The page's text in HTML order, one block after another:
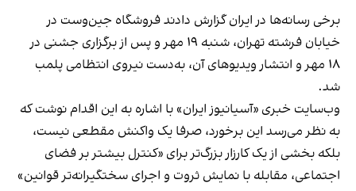
برخی رسانه‌ها در ایران گزارش دادند فروشگاه جین‌وست در
خیابان فرشته تهران، شنبه ۱۹ مهر و پس از برگزاری جشنی در
۱۸ مهر و انتشار ویدیوهای آن، به‌دست نیروی انتظامی پلمب
شد.
وب‌سایت خبری «آسیانیوز ایران» با اشاره به این اقدام نوشت که
به نظر می‌رسد این برخورد، صرفا یک واکنش مقطعی نیست،
بلکه بخشی از یک کارزار بزرگ‌تر برای «کنترل بیشتر بر فضای
اجتماعی، مقابله با نمایش ثروت و اجرای سختگیرانه‌تر قوانین»